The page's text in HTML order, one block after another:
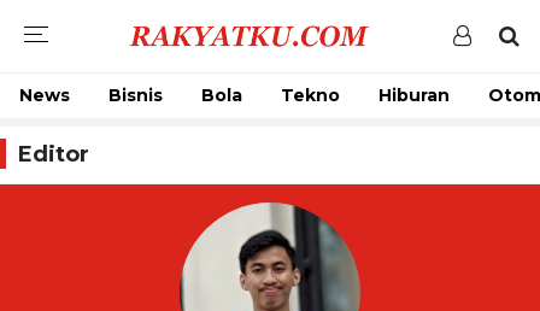
News Bisnis Bola Tekno Hiburan
Editor